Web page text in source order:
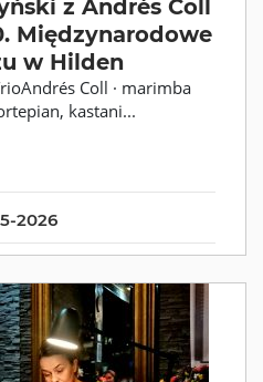
2026
z Andrés Coll
Międzynarodowe
w Hilden
Coll · marimba
kastani...